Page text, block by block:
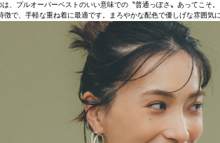
、プルオーバーベストのいい意味での〝普通っぽさ〟あってこそ
徴で、手軽な重ね着に最適です。まろやかな配色で優しげな雰囲気